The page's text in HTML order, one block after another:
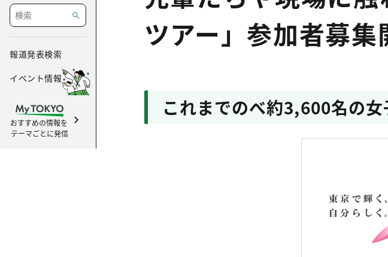
報道発表検索
イベント情報
おすすめの情報を
テーマごとに発信
ツアー」参加者募集
これまでのべ約3,600名の